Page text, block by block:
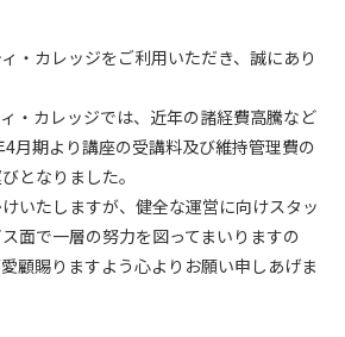
・カレッジをご利用いただき、誠にあり
・カレッジでは、近年の諸経費高騰など
4月期より講座の受講料及び維持管理費の
となりました。
いたしますが、健全な運営に向けスタッ
面で一層の努力を図ってまいりますの
顧賜りますよう心よりお願い申しあげま